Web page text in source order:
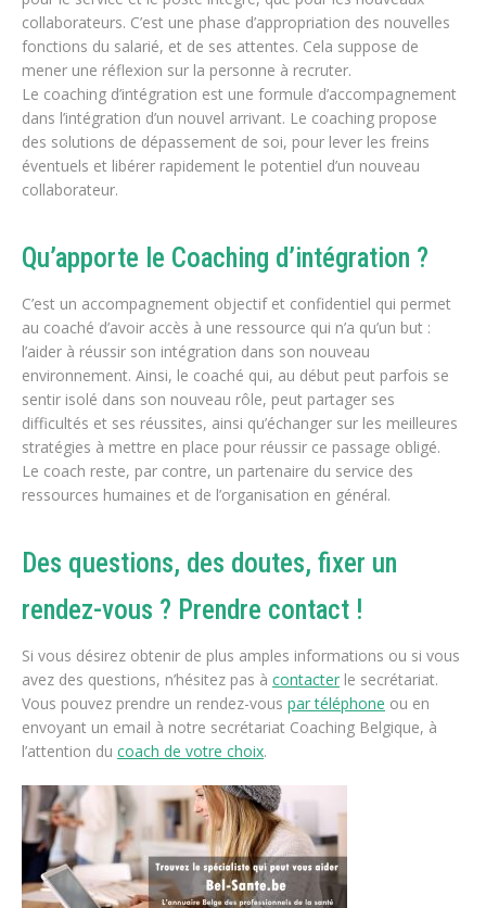
collaborateurs. C’est une phase d’appropriation des nouvelles
fonctions du salarié, et de ses attentes. Cela suppose de
mener une réflexion sur la personne à recruter.
Le coaching d’intégration est une formule d’accompagnement
dans l’intégration d’un nouvel arrivant. Le coaching propose
des solutions de dépassement de soi, pour lever les freins
éventuels et libérer rapidement le potentiel d’un nouveau
collaborateur.
Qu’apporte le Coaching d’intégration ?
C’est un accompagnement objectif et confidentiel qui permet
au coaché d’avoir accès à une ressource qui n’a qu’un but :
l’aider à réussir son intégration dans son nouveau
environnement. Ainsi, le coaché qui, au début peut parfois se
sentir isolé dans son nouveau rôle, peut partager ses
difficultés et ses réussites, ainsi qu’échanger sur les meilleures
stratégies à mettre en place pour réussir ce passage obligé.
Le coach reste, par contre, un partenaire du service des
ressources humaines et de l’organisation en général.
Des questions, des doutes, fixer un
rendez-vous ? Prendre contact !
Si vous désirez obtenir de plus amples informations ou si vous
avez des questions, n’hésitez pas à contacter le secrétariat.
Vous pouvez prendre un rendez-vous par téléphone ou en
envoyant un email à notre secrétariat Coaching Belgique, à
l’attention du coach de votre choix.